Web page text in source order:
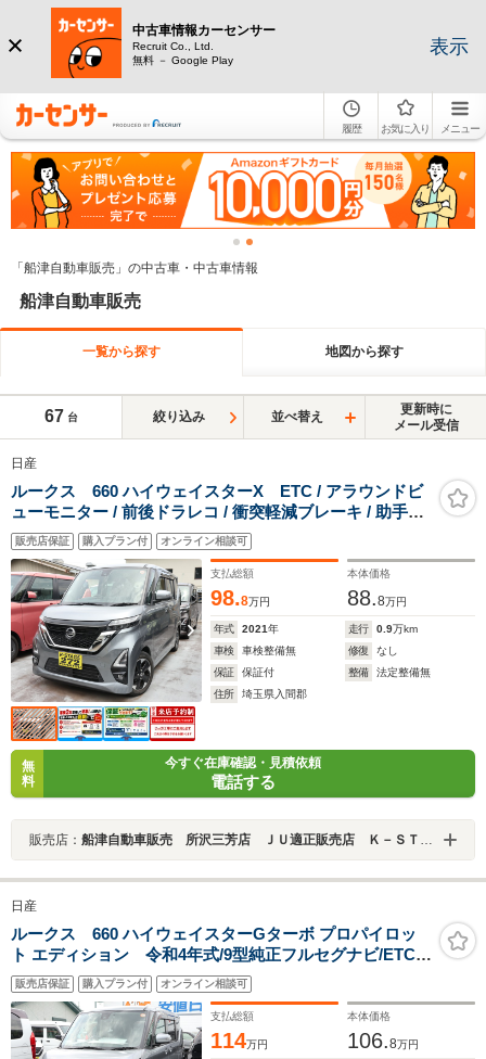
中古車情報カーセンサー
Recruit Co., Ltd.
無料 － Google Play
表示
履歴 お気に入り メニュー
「船津自動車販売」の中古車・中古車情報
船津自動車販売
一覧から探す 地図から探す
67 台 絞り込み 並べ替え
更新時に
メール受信
日産
ルークス 660 ハイウェイスターX ETC / アラウンドビ
ューモニター / 前後ドラレコ / 衝突軽減ブレーキ / 助手席
側ハンズフリーオートスライドドア
販売店保証 購入プラン付 オンライン相談可
支払総額
98.8万円
本体価格
88.8万円
年式 2021年 走行 0.9万km
車検
車検整備無 修復
なし
保証
保証付 整備
法定整備無
住所
埼玉県入間郡
無
料
今すぐ在庫確認・見積依頼
電話する
販売店： 船津自動車販売 所沢三芳店 ＪＵ適正販売店 Ｋ－ＳＴＡＧＥ２７２
日産
ルークス 660 ハイウェイスターGターボ プロパイロッ
ト エディション 令和4年式/9型純正フルセグナビ/ETC/
ナビ連動前後ドラレコ/アラウンドビューモニター/アダプ
ティブクルーズコントロール/両側ハンズフリーパワース
ライドドア/ソナーセンサー/サーキュレーター/後席テーブ
ル
販売店保証 購入プラン付 オンライン相談可
支払総額
114万円
本体価格
106.8万円